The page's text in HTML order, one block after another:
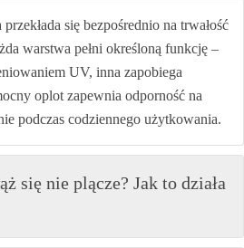
się bezpośrednio na trwałość
warstwa pełni określoną funkcję –
UV, inna zapobiega
oplot zapewnia odporność na
podczas codziennego użytkowania.
się nie plącze? Jak to działa